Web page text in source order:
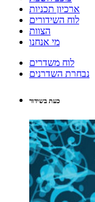
ארכיון תכניות
לוח השידורים
הצוות
מי אנחנו
לוח משדרים
נבחרת השדרנים
כעת בשידור